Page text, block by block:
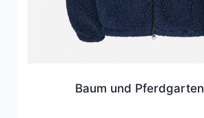
Baum und Pferdgarten